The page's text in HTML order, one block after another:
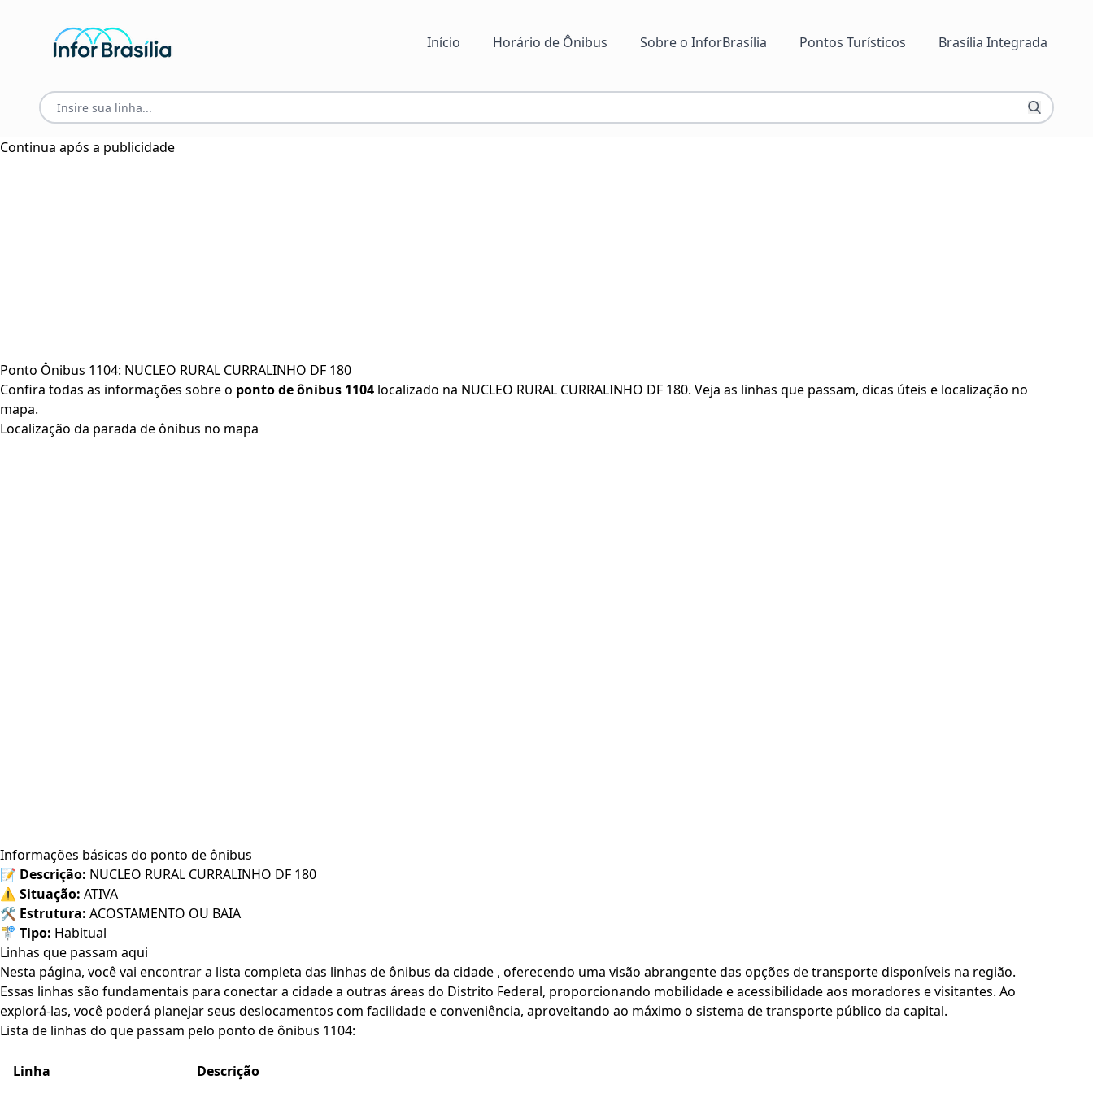
Início Horário de Ônibus Sobre o InforBrasília Pontos Turísticos Brasília Integrada
Continua após a publicidade
Ponto Ônibus 1104: NUCLEO RURAL CURRALINHO DF 180
Confira todas as informações sobre o ponto de ônibus 1104 localizado na NUCLEO RURAL CURRALINHO DF 180. Veja as linhas que passam, dicas úteis e localização no
mapa.
Localização da parada de ônibus no mapa
Informações básicas do ponto de ônibus
📝 Descrição: NUCLEO RURAL CURRALINHO DF 180
⚠️ Situação: ATIVA
🛠️ Estrutura: ACOSTAMENTO OU BAIA
🚏 Tipo: Habitual
Linhas que passam aqui
Nesta página, você vai encontrar a lista completa das linhas de ônibus da cidade , oferecendo uma visão abrangente das opções de transporte disponíveis na região.
Essas linhas são fundamentais para conectar a cidade a outras áreas do Distrito Federal, proporcionando mobilidade e acessibilidade aos moradores e visitantes. Ao
explorá-las, você poderá planejar seus deslocamentos com facilidade e conveniência, aproveitando ao máximo o sistema de transporte público da capital.
Lista de linhas do que passam pelo ponto de ônibus 1104:
Linha Descrição